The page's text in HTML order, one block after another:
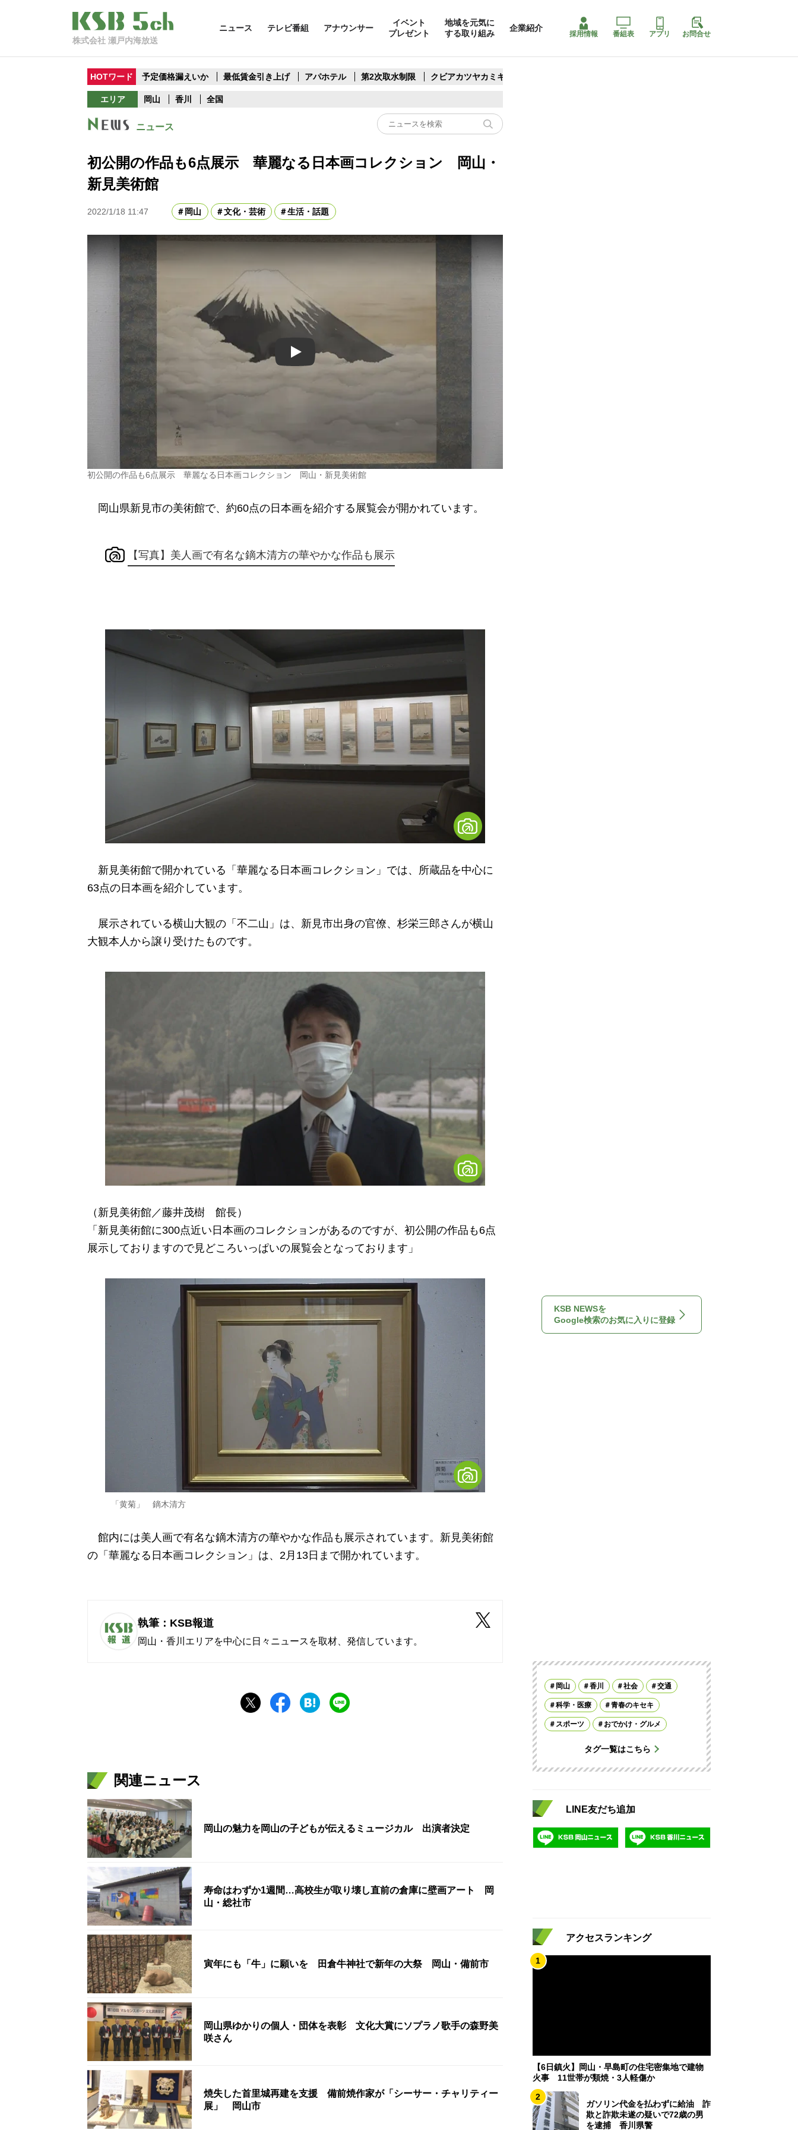
株式会社 瀬戸内海放送
ニュース テレビ番組 アナウンサー
イベント
プレゼント
地域を元気に
する取り組み
企業紹介
採用情報 番組表 アプリ お問合せ
HOTワード 予定価格漏えいか 最低賃金引き上げ アパホテル 第2次取水制限 クビアカツヤカミキリ
エリア 岡山 香川 全国
ニュース
初公開の作品も6点展示 華麗なる日本画コレクション 岡山・
新見美術館
2022/1/18 11:47 岡山 文化・芸術 生活・話題
Play
初公開の作品も6点展示 華麗なる日本画コレクション 岡山・新見美術館
岡山県新見市の美術館で、約60点の日本画を紹介する展覧会が開かれています。
【写真】美人画で有名な鏑木清方の華やかな作品も展示
新見美術館で開かれている「華麗なる日本画コレクション」では、所蔵品を中心に
63点の日本画を紹介しています。
展示されている横山大観の「不二山」は、新見市出身の官僚、杉栄三郎さんが横山
大観本人から譲り受けたものです。
（新見美術館／藤井茂樹 館長）
「新見美術館に300点近い日本画のコレクションがあるのですが、初公開の作品も6点
展示しておりますので見どころいっぱいの展覧会となっております」
「黄菊」 鏑木清方
館内には美人画で有名な鏑木清方の華やかな作品も展示されています。新見美術館
の「華麗なる日本画コレクション」は、2月13日まで開かれています。
執筆：KSB報道
岡山・香川エリアを中心に日々ニュースを取材、発信しています。
関連ニュース
岡山の魅力を岡山の子どもが伝えるミュージカル 出演者決定
寿命はわずか1週間…高校生が取り壊し直前の倉庫に壁画アート 岡
山・総社市
寅年にも「牛」に願いを 田倉牛神社で新年の大祭 岡山・備前市
岡山県ゆかりの個人・団体を表彰 文化大賞にソプラノ歌手の森野美
咲さん
焼失した首里城再建を支援 備前焼作家が「シーサー・チャリティー
展」 岡山市
KSB NEWSを
Google検索のお気に入りに登録
岡山 香川 社会 交通
科学・医療 青春のキセキ
スポーツ おでかけ・グルメ
タグ一覧はこちら
LINE友だち追加
アクセスランキング
1
【6日鎮火】岡山・早島町の住宅密集地で建物
火事 11世帯が類焼・3人軽傷か
2
ガソリン代金を払わずに給油 詐
欺と詐欺未遂の疑いで72歳の男
を逮捕 香川県警